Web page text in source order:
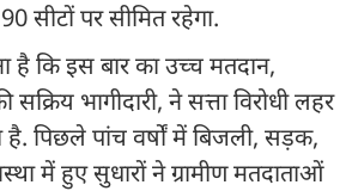
सीटों पर सीमित रहेगा.
है कि इस बार का उच्च मतदान,
भागीदारी, ने सत्ता विरोधी लहर
पिछले पांच वर्षों में बिजली, सड़क,
में हुए सुधारों ने ग्रामीण मतदाताओं